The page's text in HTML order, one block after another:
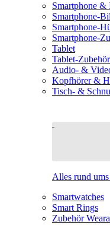
Smartphone &
Smartphone-
Smartphone-
Smartphone-
Tablet
Tablet-Zubehör
Audio- &
Kopfhörer &
Tisch- &
Alles rund
Smartwatches
Smart Rings
Zubehör